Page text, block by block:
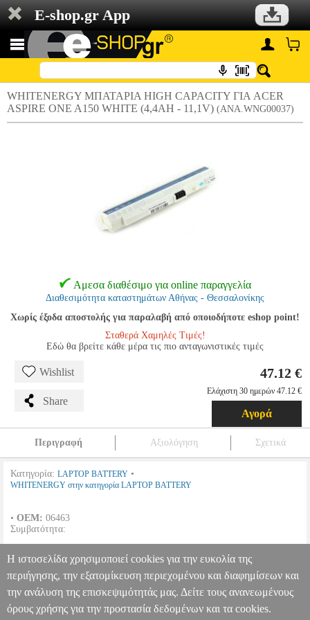
E-shop.gr App
WHITENERGY ΜΠΑΤΑΡΙΑ HIGH CAPACITY ΓΙΑ ACER
ASPIRE ONE A150 WHITE (4,4AH - 11,1V) (ANA.WNG00037)
Αμεσα διαθέσιμο για online παραγγελία
Διαθεσιμότητα καταστημάτων Αθήνας - Θεσσαλονίκης
Χωρίς έξοδα αποστολής για παραλαβή από οποιοδήποτε eshop point!
Σταθερά Χαμηλές Τιμές!
Εδώ θα βρείτε κάθε μέρα τις πιο ανταγωνιστικές τιμές
Wishlist
Share
47.12 €
Ελάχιστη 30 ημερών 47.12 €
Αγορά
Περιγραφή Αξιολόγηση Σχετικά
Κατηγορία: LAPTOP BATTERY •
WHITENERGY στην κατηγορία LAPTOP BATTERY
• OEM: 06463
Συμβατότητα:
ASPIRE ONE A110 NETBOOK | ASPIRE ONE A150 NETBOOK |
ASPIRE ONE D150 |
WHITENERGY ΜΠΑΤΑΡΙΑ HIGH CAPACITY ΓΙΑ ACER
ASPIRE ONE A150 WHITE (4,4AH - 11,1V)ANA.WNG00037
Η ιστοσελίδα χρησιμοποιεί cookies για την ευκολία της
περιήγησης, την εξατομίκευση περιεχομένου και διαφημίσεων και
την ανάλυση της επισκεψιμότητάς μας. Δείτε τους ανανεωμένους
όρους χρήσης για την προστασία δεδομένων και τα cookies.